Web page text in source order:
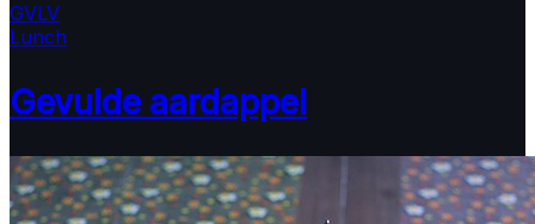
GVLV
Lunch
Gevulde aardappel